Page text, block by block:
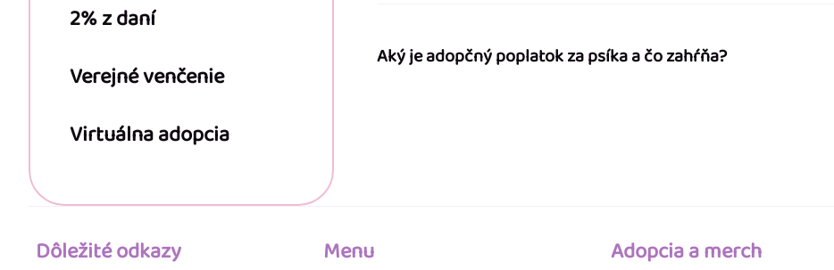
2% z daní
Verejné venčenie
Virtuálna adopcia
Aký je adopčný poplatok za psíka a čo zahŕňa?
Dôležité odkazy Menu Adopcia a merch